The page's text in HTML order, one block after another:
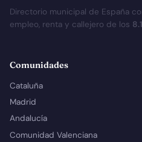
Directorio municipal de España
empleo, renta y callejero de los
Comunidades
Cataluña
Madrid
Andalucía
Comunidad Valenciana